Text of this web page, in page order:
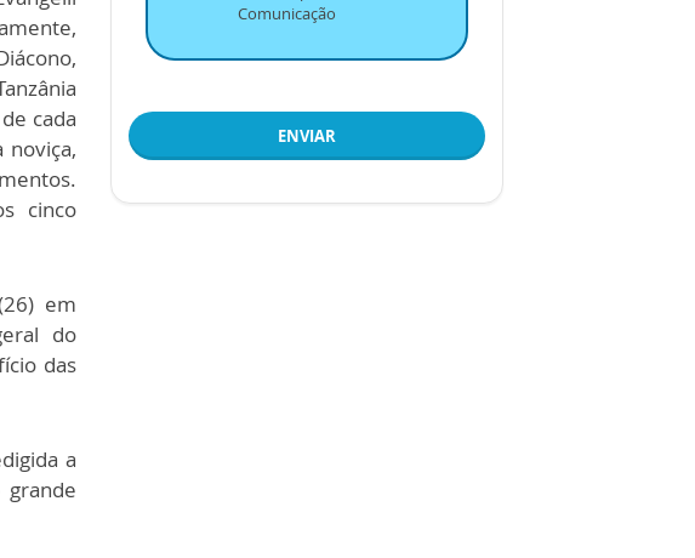
cada
noviça,
cinco
em
do
das
a
Comunicação
ENVIAR